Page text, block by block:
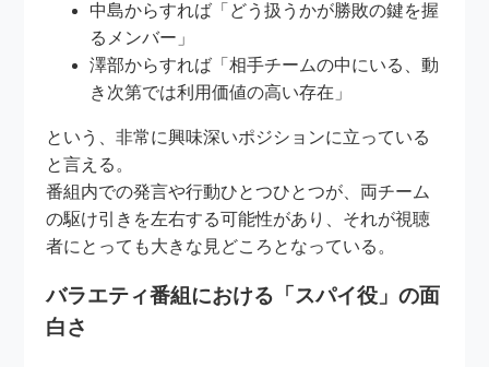
中島からすれば「どう扱うかが勝敗の鍵を握
るメンバー」
澤部からすれば「相手チームの中にいる、動
き次第では利用価値の高い存在」
という、非常に興味深いポジションに立っている
と言える。
番組内での発言や行動ひとつひとつが、両チーム
の駆け引きを左右する可能性があり、それが視聴
者にとっても大きな見どころとなっている。
バラエティ番組における「スパイ役」の面
白さ